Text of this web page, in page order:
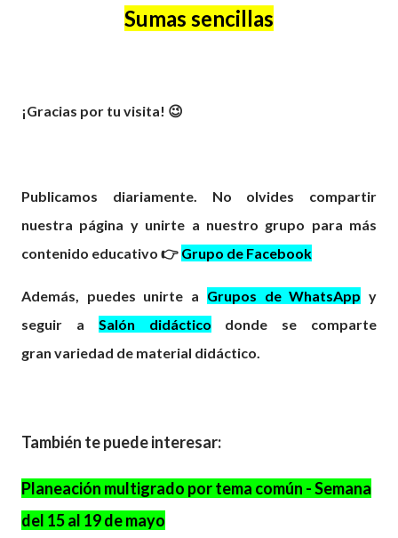
Sumas sencillas
¡Gracias por tu visita! 😉
Publicamos diariamente. No olvides compartir
nuestra página y unirte a nuestro grupo para más
contenido educativo 👉 Grupo de Facebook
Además, puedes unirte a Grupos de WhatsApp y
seguir a Salón didáctico
donde se comparte
gran variedad de material didáctico.
También te puede interesar:
Planeación multigrado por tema común - Semana
del 15 al 19 de mayo